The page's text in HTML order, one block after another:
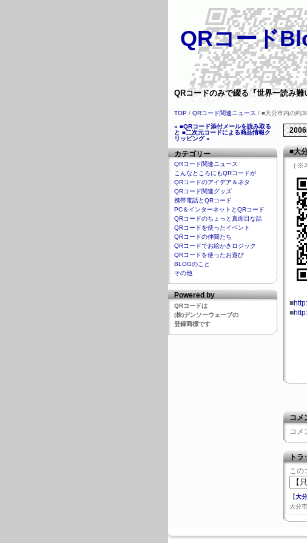
QRコード
QRコードのみで綴る『世界一読み
TOP / QRコード関連ニュース / ■大分市内の約
■大
（※
■
■
コメ
コメ
トラ
この
【大
大分
« ■QRコード添付メールを読み取る
と ■二次元コードによる商品情報ク
リッピング »
カテゴリー
QRコード関連ニュース
こんなところにもQRコードが
QRコードのアイデア＆ネタ
QRコード関連グッズ
携帯電話とQRコード
PC＆インターネットとQRコード
QRコードのちょっと真面目な話
QRコードを使ったイベント
QRコードの仲間たち
QRコードでお絵かきロジック
QRコードを使ったお遊び
BLOGのこと
その他
Powered by
QRコードは
(株)デンソーウェーブの
登録商標です